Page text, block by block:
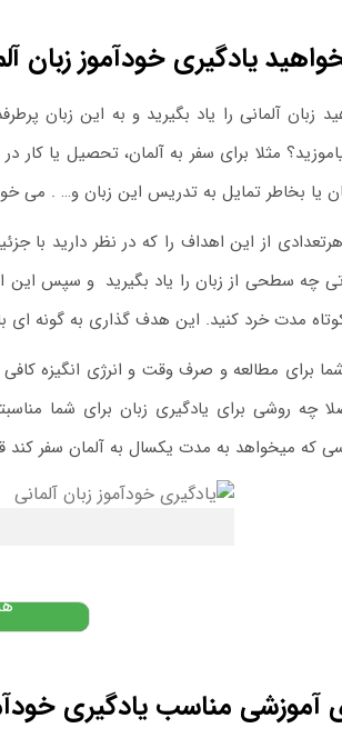
یادگیری خودآموز زبان
زبان آلمانی را یاد بگیرید و به این زبان
مثلا برای سفر به آلمان، تحصیل یا کار
یا بخاطر تمایل به تدریس این زبان و… . می
از این اهداف را که در نظر دارید با
چه سطحی از زبان را یاد بگیرید و سپس این
مدت خرد کنید. این هدف گذاری به گونه
برای مطالعه و صرف وقت و انرژی انگیزه کافی
چه روشی برای یادگیری زبان برای شما
که میخواهد به مدت یکسال به آلمان سفر کند
پکیج
آموزشی مناسب یادگیری